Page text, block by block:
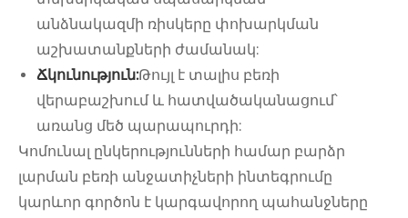
անձնակազմի ռիսկերը փոխարկման
աշխատանքների ժամանակ:
Ճկունություն:Թույլ է տալիս բեռի
վերաբաշխում և հատվածականացում՝
առանց մեծ պարապուրդի:
Կոմունալ ընկերությունների համար բարձր
լարման բեռի անջատիչների ինտեգրումը
կարևոր գործոն է կարգավորող պահանջները